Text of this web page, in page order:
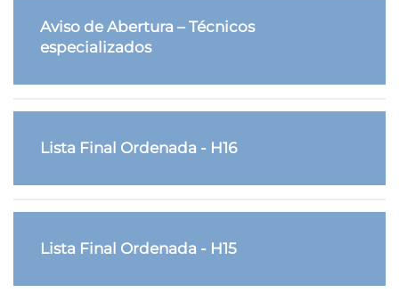
Aviso de Abertura – Técnicos
especializados
Lista Final Ordenada - H16
Lista Final Ordenada - H15